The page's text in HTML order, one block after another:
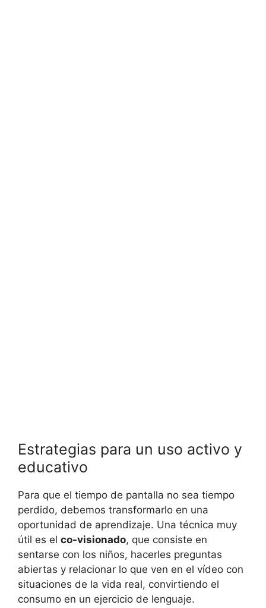
Estrategias para un uso activo y
educativo
Para que el tiempo de pantalla no sea tiempo
perdido, debemos transformarlo en una
oportunidad de aprendizaje. Una técnica muy
útil es el co-visionado, que consiste en
sentarse con los niños, hacerles preguntas
abiertas y relacionar lo que ven en el vídeo con
situaciones de la vida real, convirtiendo el
consumo en un ejercicio de lenguaje.